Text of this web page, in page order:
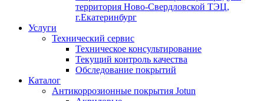
территория Ново-Свердловской ТЭЦ,
г.Екатеринбург
Услуги
Технический сервис
Техническое консультирование
Текущий контроль качества
Обследование покрытий
Каталог
Антикоррозионные покрытия Jotun